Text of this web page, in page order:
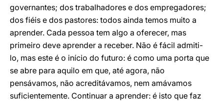
governantes; dos trabalhadores e dos empregadores;
dos fiéis e dos pastores: todos ainda temos muito a
aprender. Cada pessoa tem algo a oferecer, mas
primeiro deve aprender a receber. Não é fácil admiti-
lo, mas este é o início do futuro: é como uma porta que
se abre para aquilo em que, até agora, não
pensávamos, não acreditávamos, nem amávamos
suficientemente. Continuar a aprender: é isto que faz